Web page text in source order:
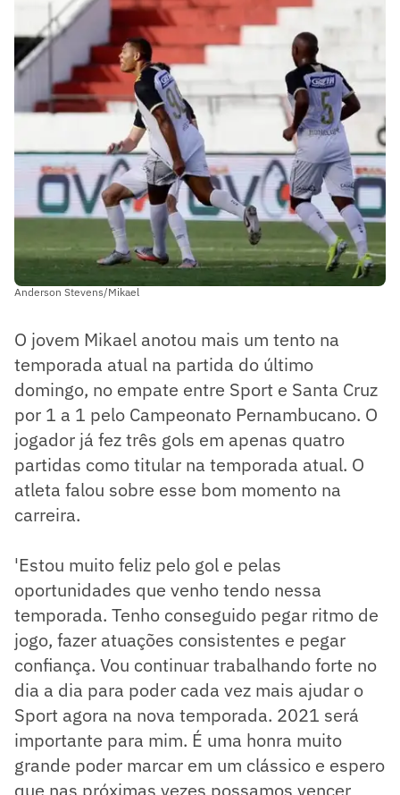
Anderson Stevens/Mikael
O jovem Mikael anotou mais um tento na
temporada atual na partida do último
domingo, no empate entre Sport e Santa Cruz
por 1 a 1 pelo Campeonato Pernambucano. O
jogador já fez três gols em apenas quatro
partidas como titular na temporada atual. O
atleta falou sobre esse bom momento na
carreira.
'Estou muito feliz pelo gol e pelas
oportunidades que venho tendo nessa
temporada. Tenho conseguido pegar ritmo de
jogo, fazer atuações consistentes e pegar
confiança. Vou continuar trabalhando forte no
dia a dia para poder cada vez mais ajudar o
Sport agora na nova temporada. 2021 será
importante para mim. É uma honra muito
grande poder marcar em um clássico e espero